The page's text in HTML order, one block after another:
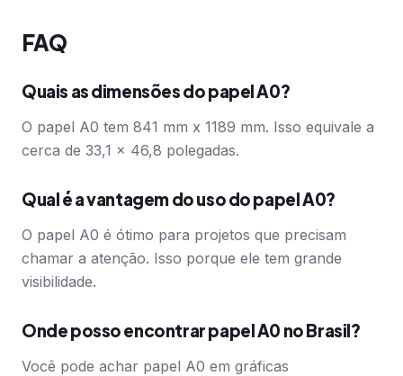
FAQ
Quais as dimensões do papel A0?
O papel A0 tem 841 mm x 1189 mm. Isso equivale a
cerca de 33,1 x 46,8 polegadas.
Qual é a vantagem do uso do papel A0?
O papel A0 é ótimo para projetos que precisam
chamar a atenção. Isso porque ele tem grande
visibilidade.
Onde posso encontrar papel A0 no Brasil?
Você pode achar papel A0 em gráficas